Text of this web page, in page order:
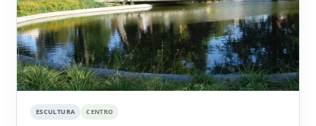
ESCULTURA CENTRO